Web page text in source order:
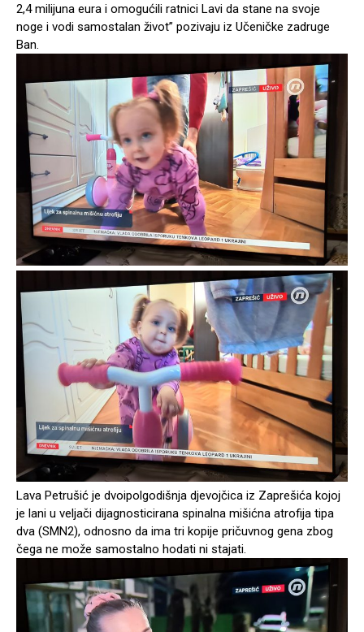
2,4 milijuna eura i omogućili ratnici Lavi da stane na svoje
noge i vodi samostalan život” pozivaju iz Učeničke zadruge
Ban.
Lava Petrušić je dvoipolgodišnja djevojčica iz Zaprešića kojoj
je lani u veljači dijagnosticirana spinalna mišićna atrofija tipa
dva (SMN2), odnosno da ima tri kopije pričuvnog gena zbog
čega ne može samostalno hodati ni stajati.